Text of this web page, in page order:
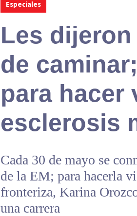
Especiales
Les
de
para hacer
esclerosis
Cada 30 de mayo se
de la EM; para hacerla
fronteriza, Karina
una carrera